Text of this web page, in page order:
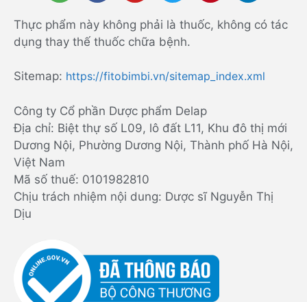
Thực phẩm này không phải là thuốc, không có tác
dụng thay thế thuốc chữa bệnh.
Sitemap: https://fitobimbi.vn/sitemap_index.xml
Công ty Cổ phần Dược phẩm Delap
Địa chỉ: Biệt thự số L09, lô đất L11, Khu đô thị mới
Dương Nội, Phường Dương Nội, Thành phố Hà Nội,
Việt Nam
Mã số thuế: 0101982810
Chịu trách nhiệm nội dung: Dược sĩ Nguyễn Thị
Dịu